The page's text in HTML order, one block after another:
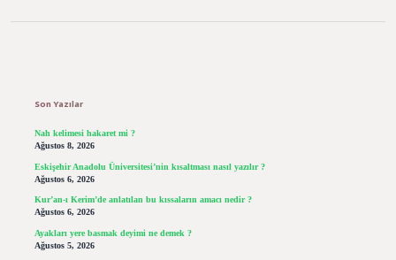
Son Yazılar
Nah kelimesi hakaret mi ?
Ağustos 8, 2026
Eskişehir Anadolu Üniversitesi’nin kısaltması nasıl yazılır ?
Ağustos 6, 2026
Kur’an-ı Kerim’de anlatılan bu kıssaların amacı nedir ?
Ağustos 6, 2026
Ayakları yere basmak deyimi ne demek ?
Ağustos 5, 2026